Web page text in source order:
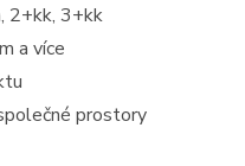
2+kk, 3+kk
a více
prostory